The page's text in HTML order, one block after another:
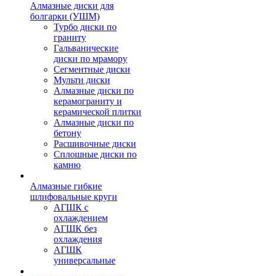
Алмазные диски для
болгарки (УШМ)
Турбо диски по
граниту
Гальванические
диски по мрамору
Сегментные диски
Мульти диски
Алмазные диски по
керамограниту и
керамической плитки
Алмазные диски по
бетону
Расшивочные диски
Сплошные диски по
камню
Алмазные гибкие
шлифовальные круги
АГШК с
охлаждением
АГШК без
охлаждения
АГШК
универсальные